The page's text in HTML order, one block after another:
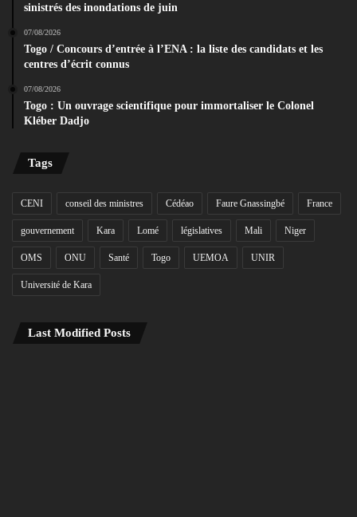
sinistrés des inondations de juin
07/08/2026
Togo / Concours d’entrée à l’ENA : la liste des candidats et les
centres d’écrit connus
07/08/2026
Togo : Un ouvrage scientifique pour immortaliser le Colonel
Kléber Dadjo
Tags
CENI conseil des ministres Cédéao Faure Gnassingbé France
gouvernement Kara Lomé législatives Mali Niger
OMS ONU Santé Togo UEMOA UNIR
Université de Kara
Last Modified Posts